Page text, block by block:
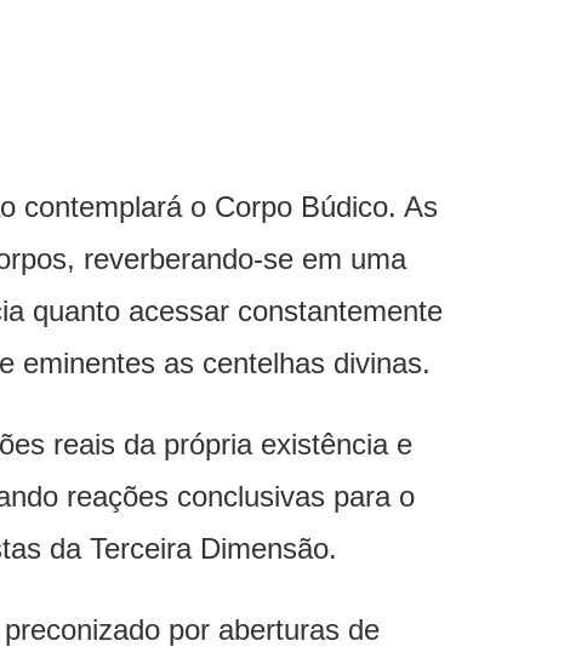
contemplará o Corpo Búdico. As
reverberando-se em uma
quanto acessar constantemente
eminentes as centelhas divinas.
reais da própria existência e
reações conclusivas para o
da Terceira Dimensão.
por aberturas de